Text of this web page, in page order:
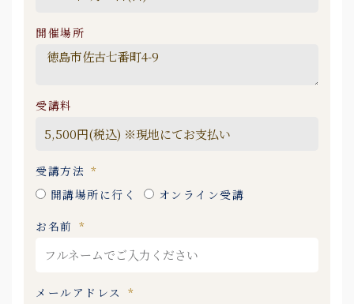
開催場所
受講料
受講方法
開講場所に行く
オンライン受講
お名前
メールアドレス